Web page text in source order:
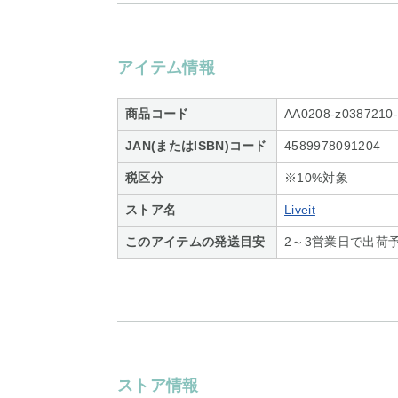
アイテム情報
商品コード AA0208-
JAN(またはISBN)コード 4589978091204
税区分 ※10%対象
ストア名 Liveit
このアイテムの発送目安 2～3営業日で出荷
ストア情報